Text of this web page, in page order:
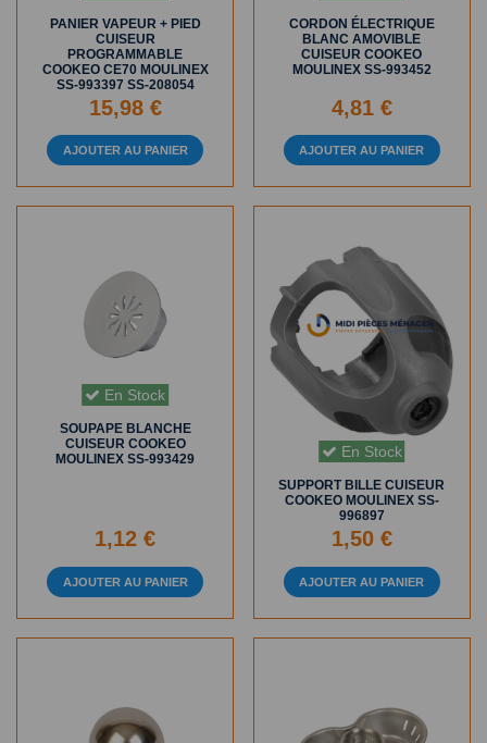
PANIER VAPEUR + PIED
CUISEUR
PROGRAMMABLE
COOKEO CE70 MOULINEX
SS-993397 SS-208054
15,98 €
AJOUTER AU PANIER
CORDON ÉLECTRIQUE
BLANC AMOVIBLE
CUISEUR COOKEO
MOULINEX SS-993452
4,81 €
AJOUTER AU PANIER
En Stock
SOUPAPE BLANCHE
CUISEUR COOKEO
MOULINEX SS-993429
1,12 €
AJOUTER AU PANIER
En Stock
SUPPORT BILLE CUISEUR
COOKEO MOULINEX SS-
996897
1,50 €
AJOUTER AU PANIER